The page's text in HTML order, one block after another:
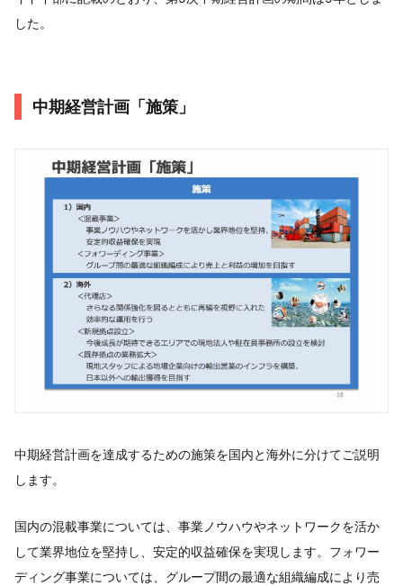
した。
中期経営計画「施策」
中期経営計画を達成するための施策を国内と海外に分けてご説明
します。
国内の混載事業については、事業ノウハウやネットワークを活か
して業界地位を堅持し、安定的収益確保を実現します。フォワー
ディング事業については、グループ間の最適な組織編成により売